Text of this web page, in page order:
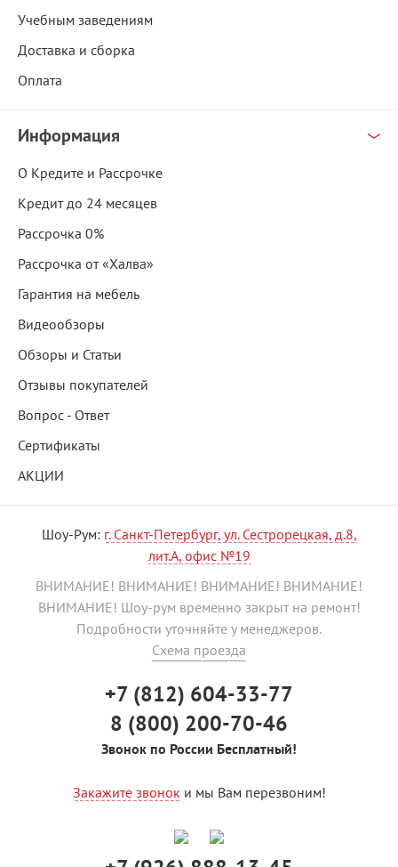
Учебным заведениям
Доставка и сборка
Оплата
Информация
О Кредите и Рассрочке
Кредит до 24 месяцев
Рассрочка 0%
Рассрочка от «Халва»
Гарантия на мебель
Видеообзоры
Обзоры и Статьи
Отзывы покупателей
Вопрос - Ответ
Сертификаты
АКЦИИ
Шоу-Рум: г. Санкт-Петербург, ул. Сестрорецкая, д.8,
лит.А, офис №19
ВНИМАНИЕ! ВНИМАНИЕ! ВНИМАНИЕ! ВНИМАНИЕ!
ВНИМАНИЕ! Шоу-рум временно закрыт на ремонт!
Подробности уточняйте у менеджеров.
Схема проезда
+7 (812) 604-33-77
8 (800) 200-70-46
Звонок по России Бесплатный!
Закажите звоноки мы Вам перезвоним!